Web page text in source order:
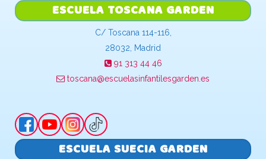
ESCUELA TOSCANA GARDEN
C/ Toscana 114-116,
28032, Madrid
91 313 44 46
toscana@escuelasinfantilesgarden.es
ESCUELA SUECIA GARDEN